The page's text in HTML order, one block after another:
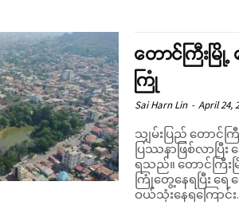
တောင်ကြီးမြို့
ကြုံ
Sai Harn Lin - April 24,
သျှမ်းပြည် တောင်က
ပြဿနာဖြစ်လာပြီ
ရသည်။ တောင်ကြီးမြို့ ယခုနွေရာသီကဲ့သို့ ရေရှားပါး ပြဿနာ နှင့်
ကြုံတွေ့နေရပြီး ရ
ဝယ်သုံးနေရကြောင်း